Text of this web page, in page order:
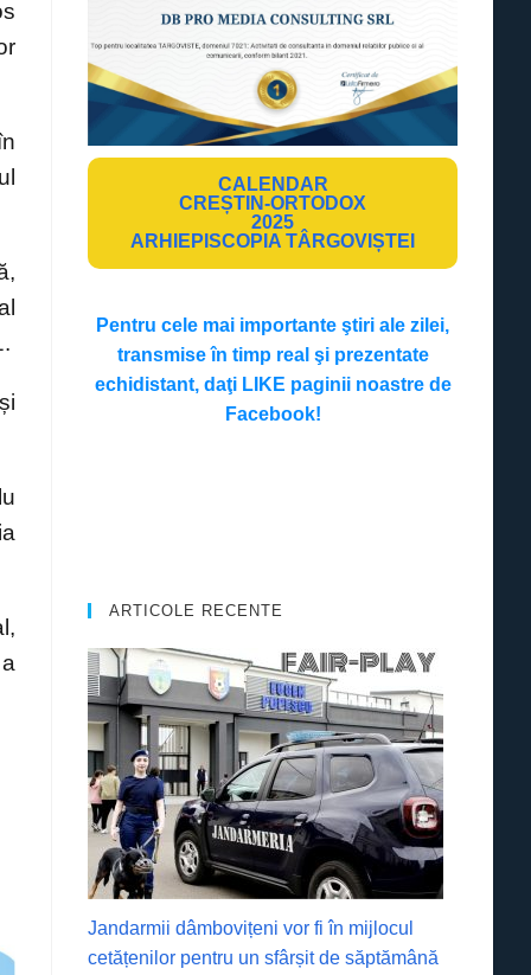
CALENDAR
CREȘTIN-ORTODOX
2025
ARHIEPISCOPIA TÂRGOVIȘTEI
Pentru cele mai importante ştiri ale zilei,
transmise în timp real şi prezentate
echidistant, daţi LIKE paginii noastre de
Facebook!
ARTICOLE RECENTE
Jandarmii dâmbovițeni vor fi în mijlocul
cetățenilor pentru un sfârșit de săptămână